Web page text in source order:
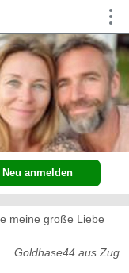
Neu anmelden
meine große Liebe
Goldhase44 aus Zug